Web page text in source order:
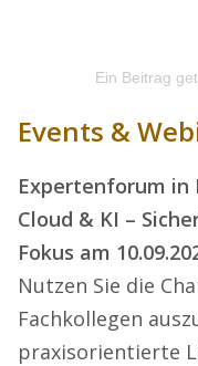
Ein Beitrag
Events &
Expertenforum in
Cloud & KI –
Fokus am
Nutzen Sie die
Fachkollegen
praxisorientierte